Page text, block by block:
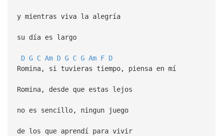
y mientras viva la alegría
su día es largo
D G C Am D G C G Am F D
Romina, si tuvieras tiempo, piensa en mí
Romina, desde que estas lejos
no es sencillo, ningun juego
de los que aprendí para vivir